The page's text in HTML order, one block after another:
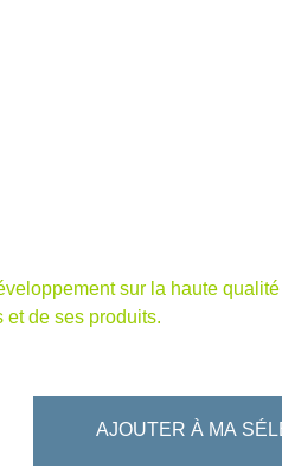
sur la haute qualité
et de ses produits.
AJOUTER À MA